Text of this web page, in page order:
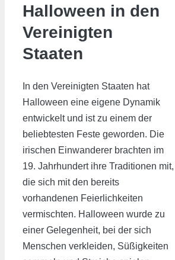
Halloween in den
Vereinigten
Staaten
In den Vereinigten Staaten hat
Halloween eine eigene Dynamik
entwickelt und ist zu einem der
beliebtesten Feste geworden. Die
irischen Einwanderer brachten im
19. Jahrhundert ihre Traditionen mit,
die sich mit den bereits
vorhandenen Feierlichkeiten
vermischten. Halloween wurde zu
einer Gelegenheit, bei der sich
Menschen verkleiden, Süßigkeiten